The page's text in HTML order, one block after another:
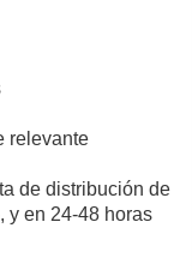
relevante
de distribución de
y en 24-48 horas